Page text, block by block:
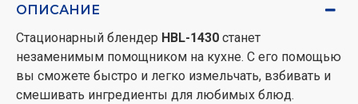
ОПИСАНИЕ
Стационарный блендер HBL-1430 станет
незаменимым помощником на кухне. С его помощью
вы сможете быстро и легко измельчать, взбивать и
смешивать ингредиенты для любимых блюд.